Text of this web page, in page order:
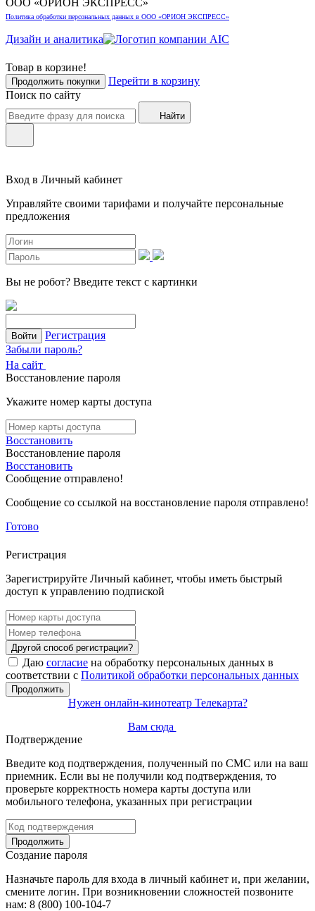
Политика обработки персональных данных в ООО «ОРИОН ЭКСПРЕСС»
Дизайн и аналитика
Товар в корзине!
Продолжить покупки
Перейти в корзину
Поиск по сайту
Найти
Вход в Личный кабинет
Управляйте своими тарифами и получайте персональные
предложения
Вы не робот? Введите текст с картинки
Войти
Регистрация
Забыли пароль?
На сайт
Восстановление пароля
Укажите номер карты доступа
Восстановить
Восстановление пароля
Восстановить
Сообщение отправлено!
Сообщение со ссылкой на восстановление пароля отправлено!
Готово
Регистрация
Зарегистрируйте Личный кабинет, чтобы иметь быстрый
доступ к управлению подпиской
Другой способ регистрации?
Даю согласие на обработку персональных данных в
соответствии с Политикой обработки персональных данных
Продолжить
Нужен онлайн-кинотеатр Телекарта?
Вам сюда
Подтверждение
Введите код подтверждения, полученный по СМС или на ваш
приемник. Если вы не получили код подтверждения, то
проверьте корректность номера карты доступа или
мобильного телефона, указанных при регистрации
Продолжить
Создание пароля
Назначьте пароль для входа в личный кабинет и, при желании,
смените логин. При возникновении сложностей позвоните
нам: 8 (800) 100-104-7